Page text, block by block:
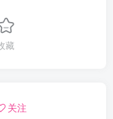
藏
关注